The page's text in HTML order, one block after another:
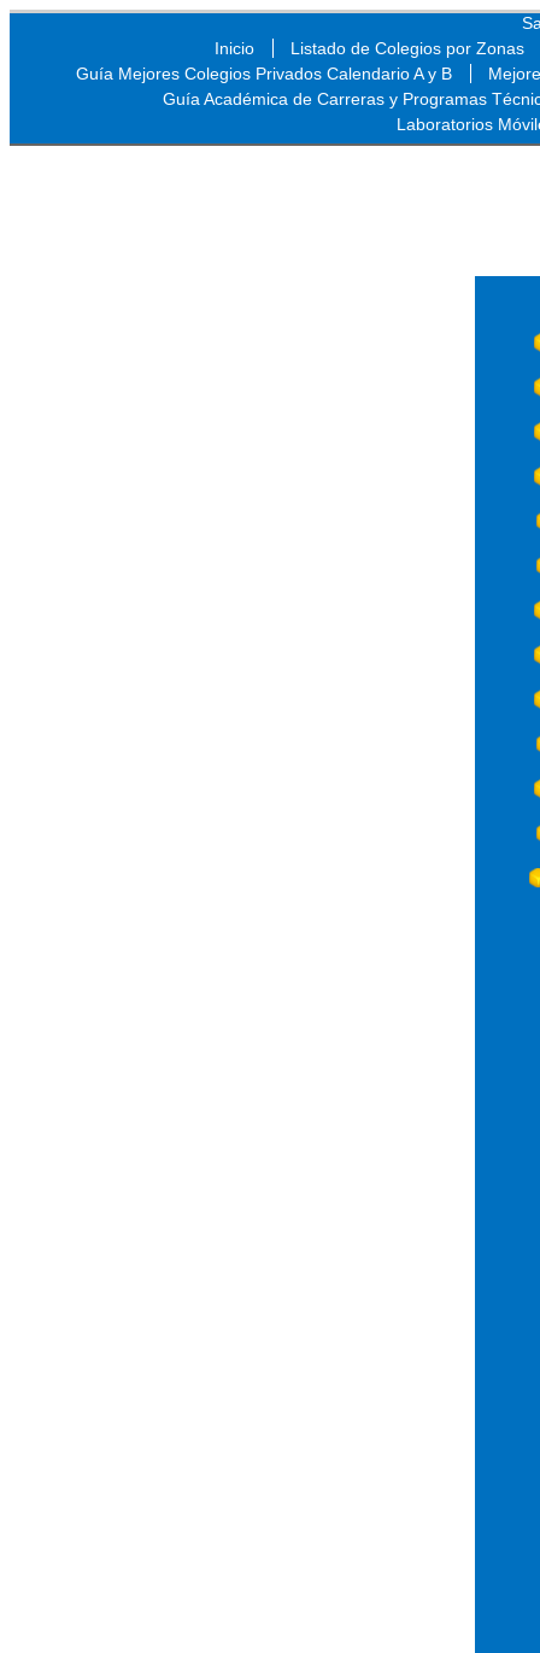
Inicio
Listado de Colegios por Zonas
Guía Mejores Colegios Privados Calendario A y B
Guía Académica de Carreras y Programas
Laboratorios